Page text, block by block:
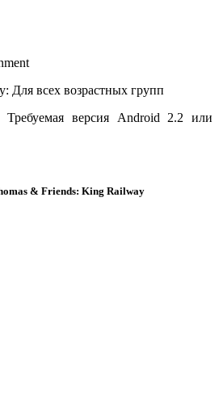
Для всех возрастных групп
Требуемая версия Android 2.2 или
& Friends: King Railway